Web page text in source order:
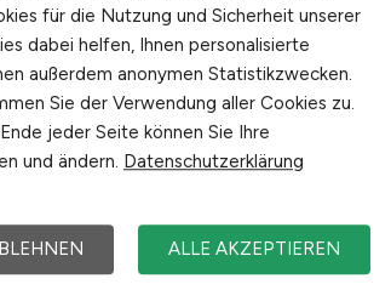
für die Nutzung und Sicherheit unserer
dabei helfen, Ihnen personalisierte
außerdem anonymen Statistikzwecken.
Sie der Verwendung aller Cookies zu.
jeder Seite können Sie Ihre
und ändern. Datenschutzerklärung
ALLE AKZEPTIEREN